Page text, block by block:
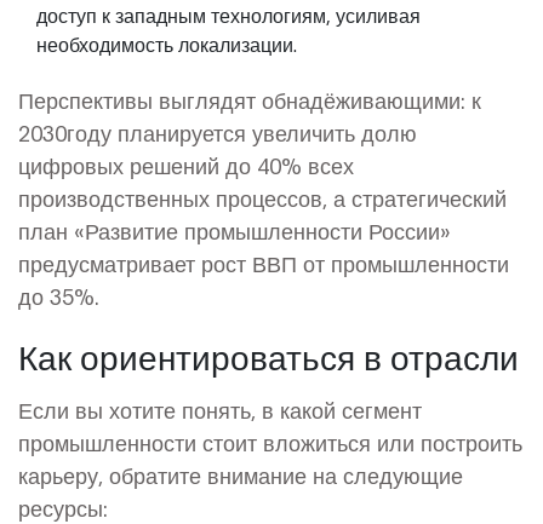
доступ к западным технологиям, усиливая
необходимость локализации.
Перспективы выглядят обнадёживающими: к
2030году планируется увеличить долю
цифровых решений до 40% всех
производственных процессов, а стратегический
план «Развитие промышленности России»
предусматривает рост ВВП от промышленности
до 35%.
Как ориентироваться в отрасли
Если вы хотите понять, в какой сегмент
промышленности стоит вложиться или построить
карьеру, обратите внимание на следующие
ресурсы: